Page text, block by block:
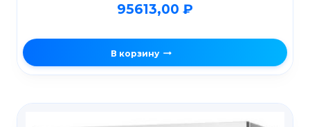
95613,00 ₽
В корзину